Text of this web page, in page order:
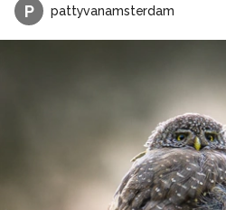
P pattyvanamsterdam